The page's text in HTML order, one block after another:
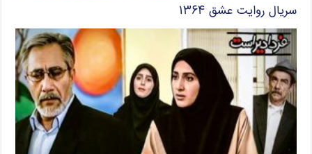
سریال روایت عشق ۱۳۶۴